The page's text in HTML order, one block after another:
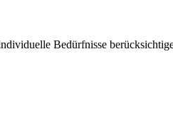
Bedürfnisse